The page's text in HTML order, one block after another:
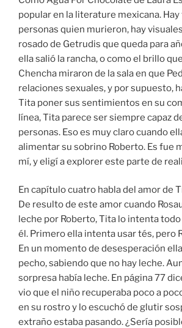
popular en la literature mexicana.
personas quien murieron, hay
rosado de Getrudis que queda para
ella salió la rancha, o como el brillo
Chencha miraron de la sala en que
relaciones sexuales, y por supuesto,
Tita poner sus sentimientos en su
línea, Tita parece ser siempre capaz
personas. Eso es muy claro cuando
alimentar su sobrino Roberto. Es fue
mí, y eligí a explorer este parte de
En capítulo cuatro habla del amor de
De resulto de este amor cuando
leche por Roberto, Tita lo intenta
él. Primero ella intenta usar tés, pero
En un momento de desesperación
pecho, sabiendo que no hay leche.
sorpresa había leche. En página 77
vio que el niño recuperaba poco a
en su rostro y lo escuchó de glutir
extraño estaba pasando. ¿Sería